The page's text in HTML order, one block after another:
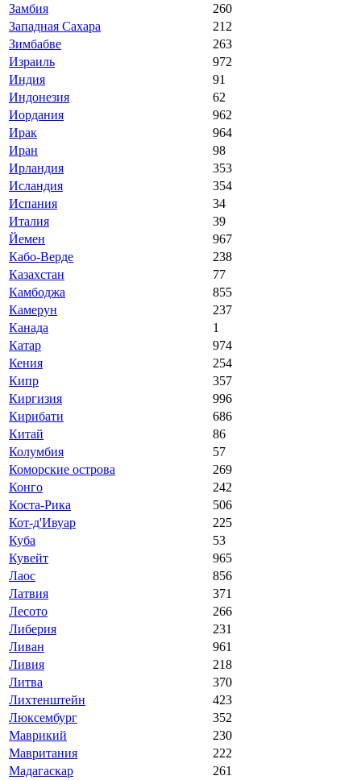
Замбия
260
Западная Сахара
212
Зимбабве
263
Израиль
972
Индия
91
Индонезия
62
Иордания
962
Ирак
964
Иран
98
Ирландия
353
Исландия
354
Испания
34
Италия
39
Йемен
967
Кабо-Верде
238
Казахстан
77
Камбоджа
855
Камерун
237
Канада
1
Катар
974
Кения
254
Кипр
357
Киргизия
996
Кирибати
686
Китай
86
Колумбия
57
Коморские острова
269
Конго
242
Коста-Рика
506
Кот-д'Ивуар
225
Куба
53
Кувейт
965
Лаос
856
Латвия
371
Лесото
266
Либерия
231
Ливан
961
Ливия
218
Литва
370
Лихтенштейн
423
Люксембург
352
Маврикий
230
Мавритания
222
Мадагаскар
261